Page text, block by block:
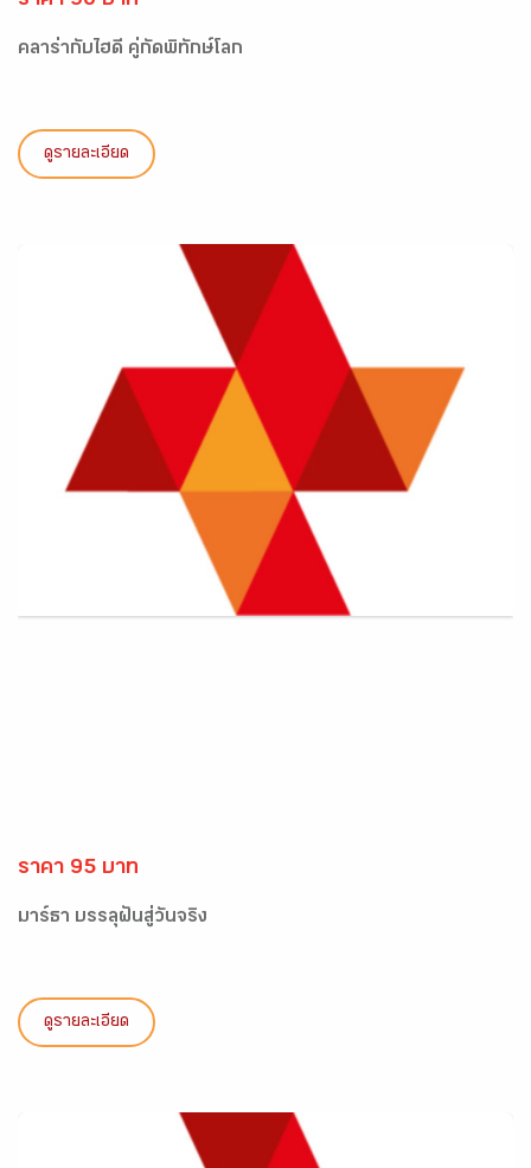
คลาร่ากับไฮดี้ คู่กัดพิทักษ์โลก
ดูรายละเอียด
ราคา 95 บาท
มาร์ธา บรรลุฝันสู่วันจริง
ดูรายละเอียด